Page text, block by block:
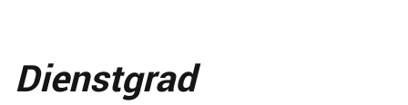
Dienstgrad